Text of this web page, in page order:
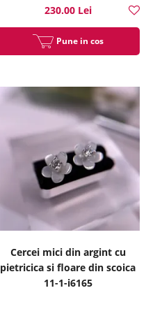
230.00 Lei
Pune in cos
Cercei mici din argint cu
pietricica si floare din scoica
11-1-i6165